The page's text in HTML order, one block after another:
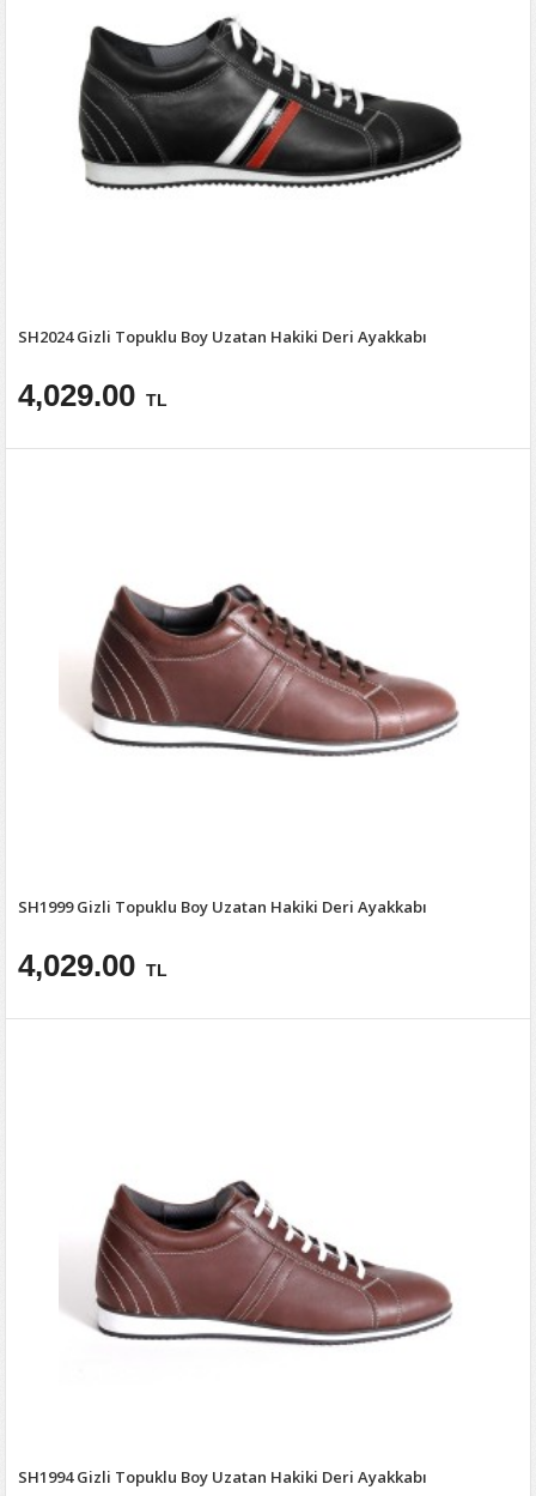
SH2024 Gizli Topuklu Boy Uzatan Hakiki Deri Ayakkabı
4,029.00 TL
SH1999 Gizli Topuklu Boy Uzatan Hakiki Deri Ayakkabı
4,029.00 TL
SH1994 Gizli Topuklu Boy Uzatan Hakiki Deri Ayakkabı